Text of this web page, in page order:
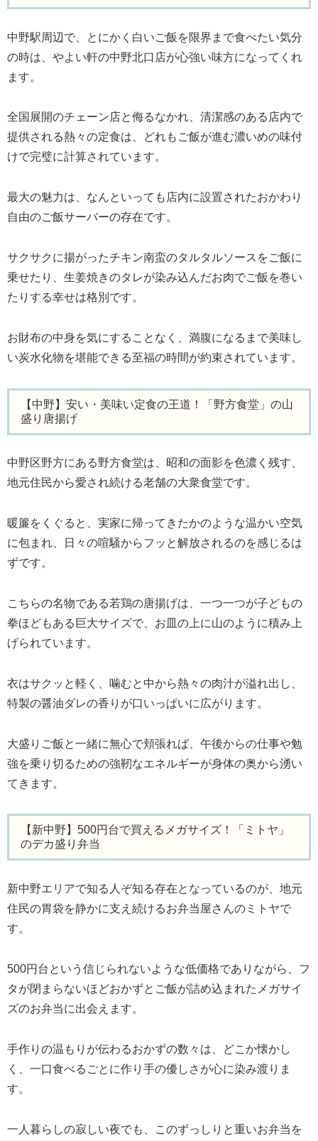
中野駅周辺で、とにかく白いご飯を限界まで食べたい気分
の時は、やよい軒の中野北口店が心強い味方になってくれ
ます。
全国展開のチェーン店と侮るなかれ、清潔感のある店内で
提供される熱々の定食は、どれもご飯が進む濃いめの味付
けで完璧に計算されています。
最大の魅力は、なんといっても店内に設置されたおかわり
自由のご飯サーバーの存在です。
サクサクに揚がったチキン南蛮のタルタルソースをご飯に
乗せたり、生姜焼きのタレが染み込んだお肉でご飯を巻い
たりする幸せは格別です。
お財布の中身を気にすることなく、満腹になるまで美味し
い炭水化物を堪能できる至福の時間が約束されています。
【中野】安い・美味い定食の王道！「野方食堂」の山
盛り唐揚げ
中野区野方にある野方食堂は、昭和の面影を色濃く残す、
地元住民から愛され続ける老舗の大衆食堂です。
暖簾をくぐると、実家に帰ってきたかのような温かい空気
に包まれ、日々の喧騒からフッと解放されるのを感じるは
ずです。
こちらの名物である若鶏の唐揚げは、一つ一つが子どもの
拳ほどもある巨大サイズで、お皿の上に山のように積み上
げられています。
衣はサクッと軽く、噛むと中から熱々の肉汁が溢れ出し、
特製の醤油ダレの香りが口いっぱいに広がります。
大盛りご飯と一緒に無心で頬張れば、午後からの仕事や勉
強を乗り切るための強靭なエネルギーが身体の奥から湧い
てきます。
【新中野】500円台で買えるメガサイズ！「ミトヤ」
のデカ盛り弁当
新中野エリアで知る人ぞ知る存在となっているのが、地元
住民の胃袋を静かに支え続けるお弁当屋さんのミトヤで
す。
500円台という信じられないような低価格でありながら、フ
タが閉まらないほどおかずとご飯が詰め込まれたメガサイ
ズのお弁当に出会えます。
手作りの温もりが伝わるおかずの数々は、どこか懐かし
く、一口食べるごとに作り手の優しさが心に染み渡りま
す。
一人暮らしの寂しい夜でも、このずっしりと重いお弁当を